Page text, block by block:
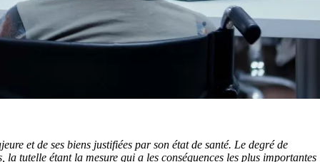
et de ses biens justifiées par son état de santé. Le degré de
tutelle étant la mesure qui a les conséquences les plus importantes